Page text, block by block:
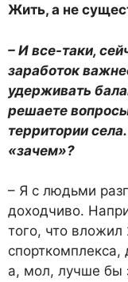
Жить, а не
– И все-таки,
заработок
удерживать
решаете
территории
«зачем»?
– Я с людьми
доходчиво.
того, что вложил
спорткомплекса,
а, мол, лучше бы